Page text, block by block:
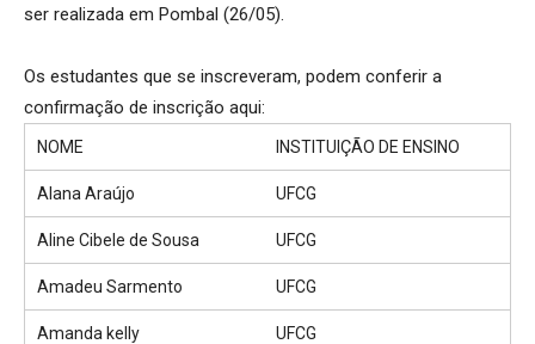
ser realizada em Pombal (26/05).
Os estudantes que se inscreveram, podem conferir a
confirmação de inscrição aqui:
NOME INSTITUIÇÃO DE ENSINO
Alana Araújo UFCG
Aline Cibele de Sousa UFCG
Amadeu Sarmento UFCG
Amanda kelly UFCG